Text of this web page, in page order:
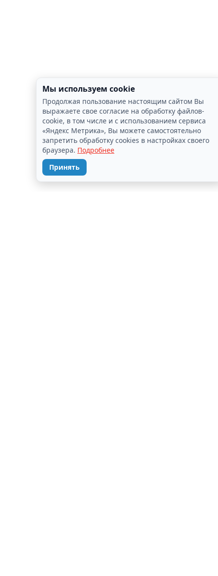
Мы используем cookie
Продолжая пользование настоящим сайтом Вы
выражаете свое согласие на обработку файлов-
cookie, в том числе и с использованием сервиса
«Яндекс Метрика», Вы можете самостоятельно
запретить обработку cookies в настройках своего
браузера. Подробнее
Принять